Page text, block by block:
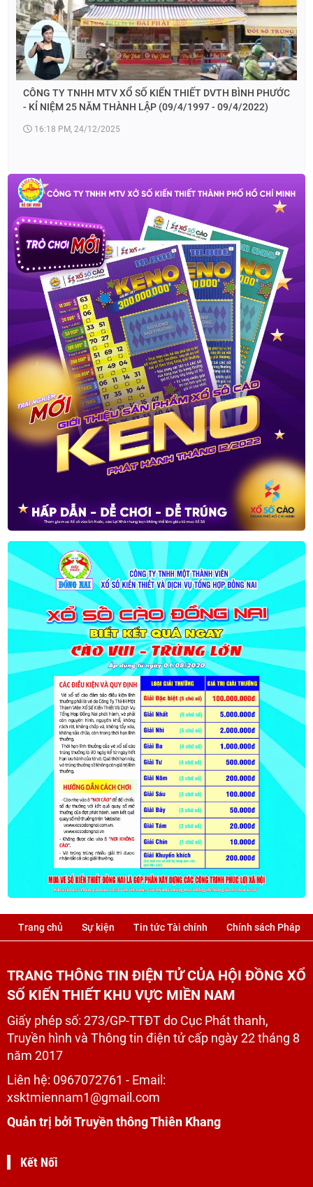
CÔNG TY TNHH MTV XỔ SỐ KIẾN THIẾT DVTH BÌNH PHƯỚC
- KỈ NIỆM 25 NĂM THÀNH LẬP (09/4/1997 - 09/4/2022)
16:18 PM, 24/12/2025
Trang chủ Sự kiện Tin tức Tài chính Chính sách Pháp
TRANG THÔNG TIN ĐIỆN TỬ CỦA HỘI ĐỒNG XỔ
SỐ KIẾN THIẾT KHU VỰC MIỀN NAM
Giấy phép số: 273/GP-TTĐT do Cục Phát thanh,
Truyền hình và Thông tin điện tử cấp ngày 22 tháng 8
năm 2017
Liên hệ: 0967072761 - Email:
xsktmiennam1@gmail.com
Quản trị bởi Truyền thông Thiên Khang
Kết Nối